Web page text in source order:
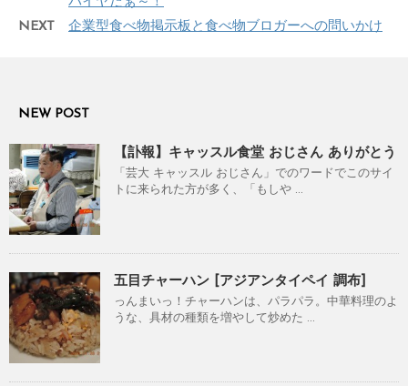
NEXT
企業型食べ物掲示板と食べ物ブロガーへの問いかけ
NEW POST
【訃報】キャッスル食堂 おじさん ありがとう
「芸大 キャッスル おじさん」でのワードでこのサイ
トに来られた方が多く、「もしや ...
五目チャーハン [アジアンタイペイ 調布]
っんまいっ！チャーハンは、パラパラ。中華料理のよ
うな、具材の種類を増やして炒めた ...